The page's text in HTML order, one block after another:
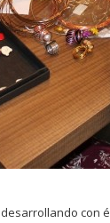
con